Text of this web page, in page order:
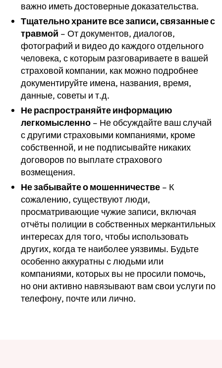
важно иметь достоверные доказательства.
Тщательно храните все записи, связанные с
травмой – От документов, диалогов,
фотографий и видео до каждого отдельного
человека, с которым разговариваете в вашей
страховой компании, как можно подробнее
документируйте имена, названия, время,
данные, советы и т.д.
Не распространяйте информацию
легкомысленно – Не обсуждайте ваш случай
с другими страховыми компаниями, кроме
собственной, и не подписывайте никаких
договоров по выплате страхового
возмещения.
Не забывайте о мошенничестве – К
сожалению, существуют люди,
просматривающие чужие записи, включая
отчёты полиции в собственных меркантильных
интересах для того, чтобы использовать
других, когда те наиболее уязвимы. Будьте
особенно аккуратны с людьми или
компаниями, которых вы не просили помочь,
но они активно навязывают вам свои услуги по
телефону, почте или лично.